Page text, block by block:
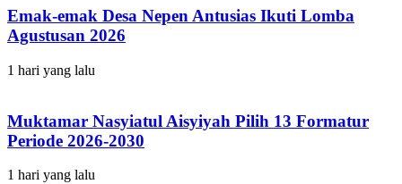
Emak-emak Desa Nepen Antusias Ikuti Lomba
Agustusan 2026
1 hari yang lalu
Muktamar Nasyiatul Aisyiyah Pilih 13 Formatur
Periode 2026-2030
1 hari yang lalu